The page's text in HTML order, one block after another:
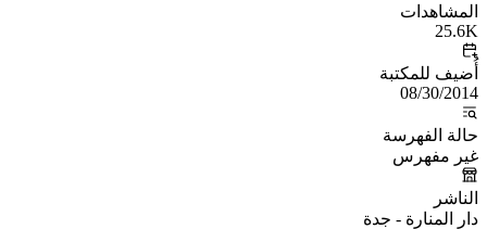
المشاهدات
25.6K
أُضيف للمكتبة
08/30/2014
حالة الفهرسة
غير مفهرس
الناشر
دار المنارة - جدة